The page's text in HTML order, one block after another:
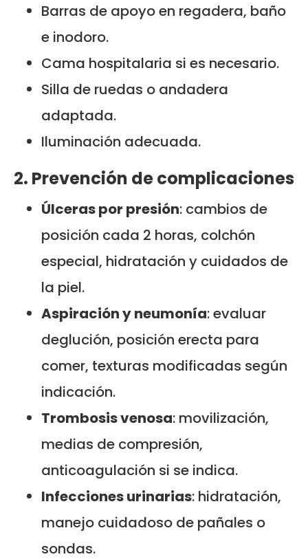
Barras de apoyo en regadera, baño
e inodoro.
Cama hospitalaria si es necesario.
Silla de ruedas o andadera
adaptada.
Iluminación adecuada.
2. Prevención de complicaciones
Úlceras por presión: cambios de
posición cada 2 horas, colchón
especial, hidratación y cuidados de
la piel.
Aspiración y neumonía: evaluar
deglución, posición erecta para
comer, texturas modificadas según
indicación.
Trombosis venosa: movilización,
medias de compresión,
anticoagulación si se indica.
Infecciones urinarias: hidratación,
manejo cuidadoso de pañales o
sondas.